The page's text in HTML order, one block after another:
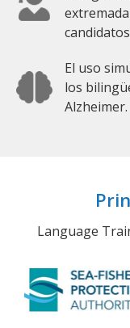
El uso
los
Alzheimer.
Language